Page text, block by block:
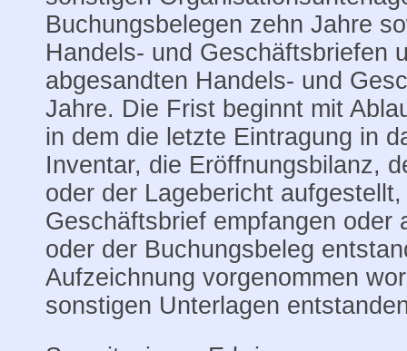
Buchungsbelegen zehn Jahre
Handels- und Geschäftsbriefen
abgesandten Handels- und
Jahre. Die Frist beginnt mit
in dem die letzte Eintragung in
Inventar, die Eröffnungsbilanz,
oder der Lagebericht
Geschäftsbrief empfangen oder
oder der Buchungsbeleg
Aufzeichnung vorgenommen
sonstigen Unterlagen